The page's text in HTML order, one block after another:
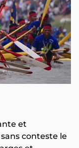
et
conteste le